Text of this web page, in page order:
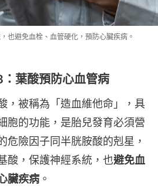
也避免血栓、血管硬化，預防心臟疾病。
葉酸預防心血管病
，被稱為「造血維他命」，具
胞的功能，是胎兒發育必須營
危險因子同半胱胺酸的剋星，
酸，保護神經系統，也避免血
臟疾病 。